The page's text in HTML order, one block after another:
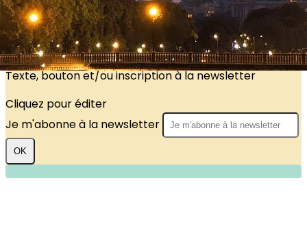
Images de la page d'accueil
Cliquez pour éditer
Texte, bouton et/ou inscription à la newsletter
Cliquez pour éditer
Je m'abonne à la newsletter
OK